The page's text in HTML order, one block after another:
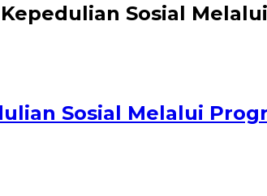
Sosial
Sosial Melalui